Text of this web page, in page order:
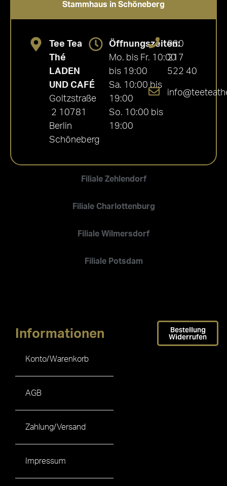
Stammhaus in Schöneberg
Filiale Zehlendorf
Filiale Charlottenburg
Filiale Wilmersdorf
Filiale Potsdam
Tee Tea
Thé
LADEN
UND CAFÉ
Goltzstraße
2 10781
Berlin
Schöneberg
Öffnungszeiten:
Mo. bis Fr. 10:00
bis 19:00
Sa. 10:00 bis
19:00
So. 10:00 bis
19:00
030
217
522 40
Informationen
Konto/Warenkorb
AGB
Zahlung/Versand
Impressum
Bestellung
Widerrufen